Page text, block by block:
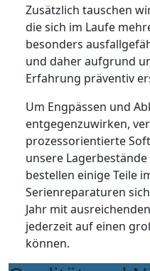
Zusätzlich tauschen
die sich im Laufe
besonders
und daher aufgrund
Erfahrung präventiv
Um Engpässen und
entgegenzuwirken,
prozessorientierte
unsere
bestellen einige Teile
Serienreparaturen
Jahr mit
jederzeit auf einen
können.